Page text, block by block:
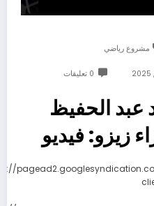
مشروع رياضي
0 تعليقات
الحفيظ
زيزو: فيديو